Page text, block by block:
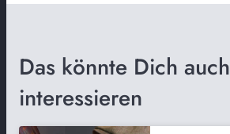
Das könnte Dich auch
interessieren